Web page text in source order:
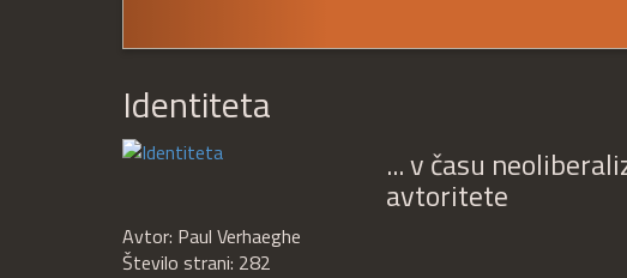
Identiteta
... v času
avtoritete
Avtor: Paul Verhaeghe
Število strani: 282